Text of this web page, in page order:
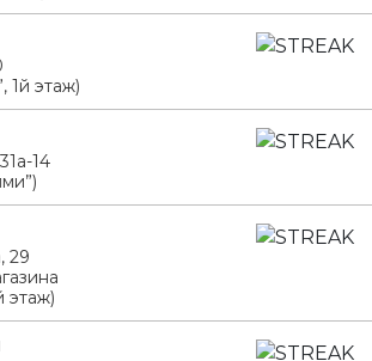
1й этаж)
14
29
этаж)